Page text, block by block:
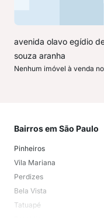
avenida olavo egídio
souza aranha
Nenhum imóvel à venda
Bairros em São Paulo
Pinheiros
Vila Mariana
Perdizes
Bela Vista
Tatuapé